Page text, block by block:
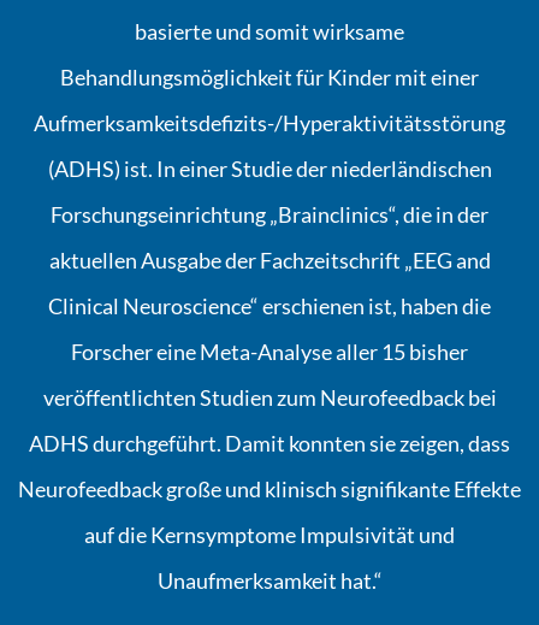
basierte und somit wirksame
Behandlungsmöglichkeit für Kinder mit einer
Aufmerksamkeitsdefizits-/Hyperaktivitätsstörung
(ADHS) ist. In einer Studie der niederländischen
Forschungseinrichtung „Brainclinics“, die in der
aktuellen Ausgabe der Fachzeitschrift „EEG and
Clinical Neuroscience“ erschienen ist, haben die
Forscher eine Meta-Analyse aller 15 bisher
veröffentlichten Studien zum Neurofeedback bei
ADHS durchgeführt. Damit konnten sie zeigen, dass
Neurofeedback große und klinisch signifikante Effekte
auf die Kernsymptome Impulsivität und
Unaufmerksamkeit hat.“